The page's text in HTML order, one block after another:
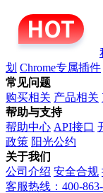
划 Chrome专属插件
常见问题
购买相关 产品相关
帮助与支持
帮助中心 API接口
政策 阳光公约
关于我们
公司介绍 安全合规
客服热线：400-